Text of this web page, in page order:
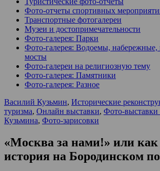
Фото-отчеты спортивных
Транспортные фотогалереи
Музеи и достопримечательности
Фото-галерея: Парки
Фото-галерея: Водоемы,
мосты
Фото-галереи на религиозную тему
Фото-галерея: Памятники
Фото-галерея: Разное
Василий Кузьмин, Исторические
туризма, Онлайн выставки, Фото-выставки
Кузьмина, Фото-зарисовки
«Москва за нами!» или как
история на Бородинском